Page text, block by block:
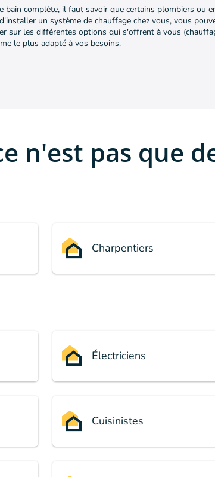
bain complète, il faut savoir que certains plombiers ou
un système de chauffage chez vous, vous
sur les différentes options qui s'offrent à vous
le plus adapté à vos besoins.
n'est pas que
Charpentiers
Électriciens
Cuisinistes